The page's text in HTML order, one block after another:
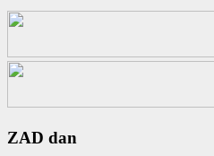
ZAD dan